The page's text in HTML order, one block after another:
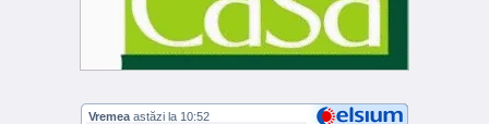
Vremea astăzi la 10:52